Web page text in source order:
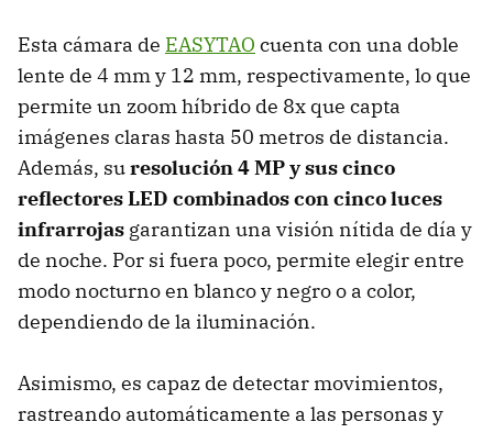
Esta cámara de EASYTAO cuenta con una doble
lente de 4 mm y 12 mm, respectivamente, lo que
permite un zoom híbrido de 8x que capta
imágenes claras hasta 50 metros de distancia.
Además, suresolución 4 MP y sus cinco
reflectores LED combinados con cinco luces
infrarrojas garantizan una visión nítida de día y
de noche. Por si fuera poco, permite elegir entre
modo nocturno en blanco y negro o a color,
dependiendo de la iluminación.
Asimismo, es capaz de detectar movimientos,
rastreando automáticamente a las personas y